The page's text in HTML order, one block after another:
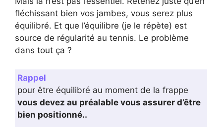
fléchissant bien vos jambes, vous serez plus
équilibré. Et que l’équilibre (je le répète) est
source de régularité au tennis. Le problème
dans tout ça ?
Rappel
pour être équilibré au moment de la frappe
vous devez au préalable vous assurer d’être
bien positionné..